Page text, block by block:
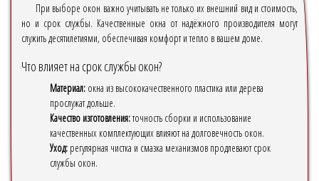
При выборе окон важно учитывать не только их внешний вид и стоимость,
но и срок службы. Качественные окна от надёжного производителя могут
служить десятилетиями, обеспечивая комфорт и тепло в вашем доме.
Что влияет на срок службы окон?
Материал: окна из высококачественного пластика или дерева
прослужат дольше.
Качество изготовления:точность сборки и использование
качественных комплектующих влияют на долговечность окон.
Уход: регулярная чистка и смазка механизмов продлевают срок
службы окон.